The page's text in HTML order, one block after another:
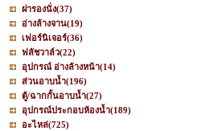
ฝารองนั่ง(37)
อ่างล้างจาน(19)
เฟอร์นิเจอร์(36)
ฟลัชวาล์ว(22)
อุปกรณ์ อ่างล้างหน้า(14)
ส่วนอาบน้ำ(196)
ตู้/ฉากกั้นอาบน้ำ(27)
อุปกรณ์ประกอบห้องน้ำ(189)
อะไหล่(725)